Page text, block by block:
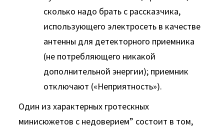
сколько надо брать с рассказчика,
использующего электросеть в качестве
антенны для детекторного приемника
(не потребляющего никакой
дополнительной энергии); приемник
отключают («Неприятность»).
Один из характерных гротескных
минисюжетов с недоверием” состоит в том,